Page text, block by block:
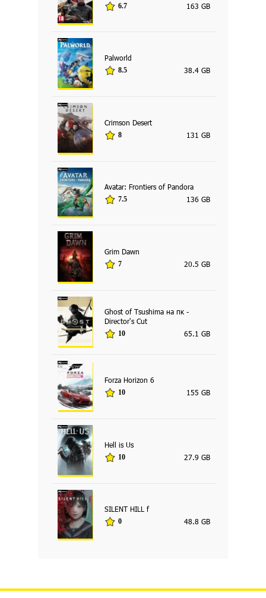
6.7 163 GB
Palworld
8.5 38.4 GB
Crimson Desert
8 131 GB
Avatar: Frontiers of Pandora
7.5 136 GB
Grim Dawn
7 20.5 GB
Ghost of Tsushima на пк -
Director's Cut
10 65.1 GB
Forza Horizon 6
10 155 GB
Hell is Us
10 27.9 GB
SILENT HILL f
0 48.8 GB